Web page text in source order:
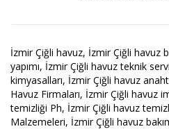
İzmir Çiğli havuz, İzmir Çiğli havuz
yapımı, İzmir Çiğli havuz teknik
kimyasalları, İzmir Çiğli havuz
Havuz Firmaları, İzmir Çiğli havuz
temizliği Ph, İzmir Çiğli havuz
Malzemeleri, İzmir Çiğli havuz